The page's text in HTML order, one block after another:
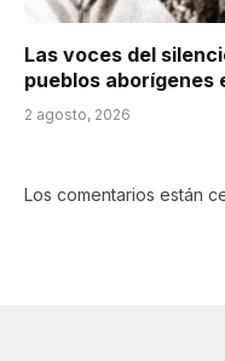
Las voces del
pueblos aborígenes
2 agosto, 2026
Los comentarios están